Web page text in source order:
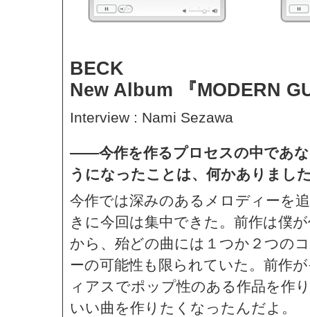
BECK
New Album 『MODERN
Interview : Nami Sezawa
——今作を作るプロセスの中であ
うになったことは、何かありまし
今作では深みのあるメロディーを
きに今回は集中できた。前作は僕
から、殆どの曲には１つか２つの
ーの可能性も限られていた。前作
ィアスでポップ性のある作品を作
いい曲を作りたくなったんだよ。